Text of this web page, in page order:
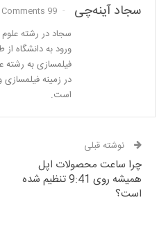
سجاد آینه‌چی 99 Posts
سجاد در رشته
ورود به دانشگاه
فیلمسازی به رشته
در زمینه
است.
نوشته قبلی
چرا ساعت محصولات اپل
همیشه روی 9:41 تنظیم شده
است؟